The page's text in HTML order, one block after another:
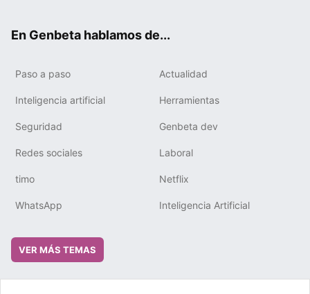
En Genbeta hablamos de...
Paso a paso Actualidad
Inteligencia artificial Herramientas
Seguridad Genbeta dev
Redes sociales Laboral
timo Netflix
WhatsApp Inteligencia Artificial
VER MÁS TEMAS